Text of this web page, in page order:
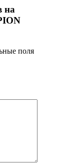
на
поля